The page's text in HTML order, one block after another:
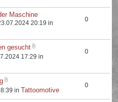
Maschine
20:19 in 0
gesucht
17:29 in
0
in Tattoomotive
0